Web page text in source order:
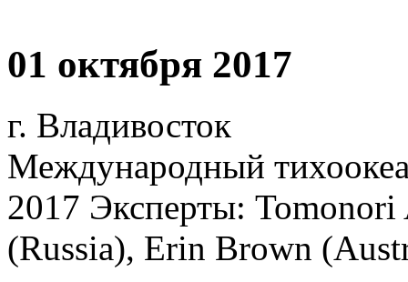
01 октября 2017
г. Владивосток
Международный
2017 Эксперты:
(Russia), Erin Brown